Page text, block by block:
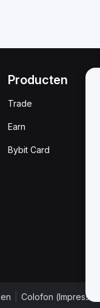
Producten
Trade
Earn
Bybit Card
Colofon (Impressum)